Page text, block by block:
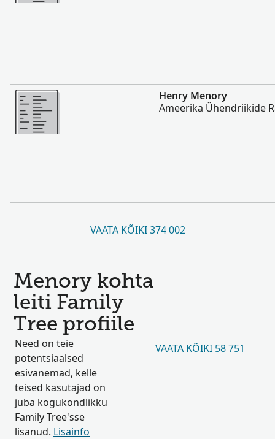
Rohkem
Henry Menory
Ameerika Ühendriikide
VAATA KÕIKI 374 002
Menory kohta
leiti Family
Tree profiile
Need on teie
potentsiaalsed
esivanemad, kelle
teised kasutajad on
juba kogukondlikku
Family Tree'sse
lisanud. Lisainfo
VAATA KÕIKI 58 751